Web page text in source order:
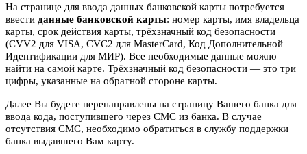
На странице для ввода данных банковской карты потребуется
ввести данные банковской карты: номер карты, имя владельца
карты, срок действия карты, трёхзначный код безопасности
(CVV2 для VISA, CVC2 для MasterCard, Код Дополнительной
Идентификации для МИР). Все необходимые данные можно
найти на самой карте. Трёхзначный код безопасности — это три
цифры, указанные на обратной стороне карты.
Далее Вы будете перенаправлены на страницу Вашего банка для
ввода кода, поступившего через СМС из банка. В случае
отсутствия СМС, необходимо обратиться в службу поддержки
банка выдавшего Вам карту.